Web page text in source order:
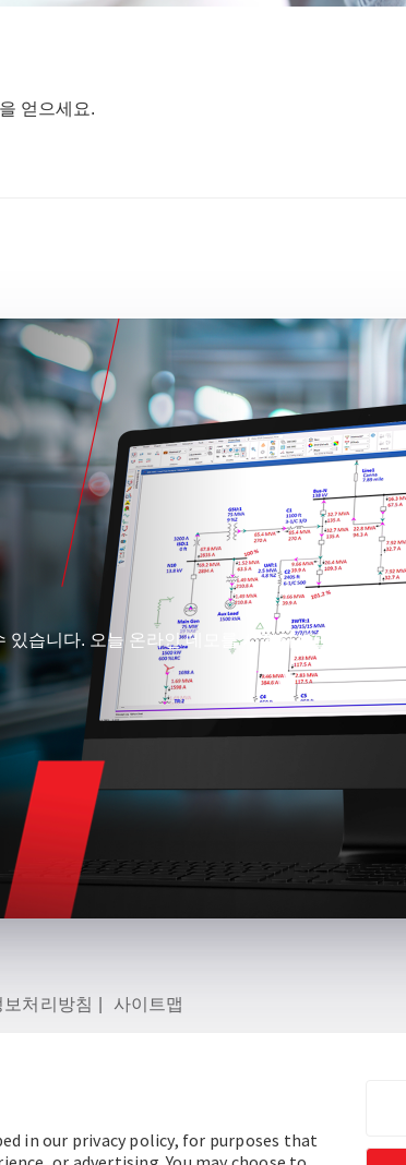
in our privacy policy, for purposes that
얻으세요.
습니다. 오늘 온라인 데모를 시작하세요!
보처리방침 사이트맵
크놀로지, Inc.판권 소유.